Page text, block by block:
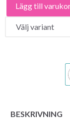
Lägg till
BESKRIVNING